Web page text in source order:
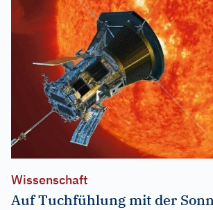
Wissenschaft
Auf Tuchfühlung mit der